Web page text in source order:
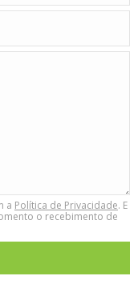
a Política de Privacidade. E
o recebimento de